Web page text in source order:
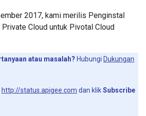
2017, kami merilis Penginstal
Cloud untuk Pivotal Cloud
atau masalah? Hubungi Dukungan
http://status.apigee.com dan klikSubscribe